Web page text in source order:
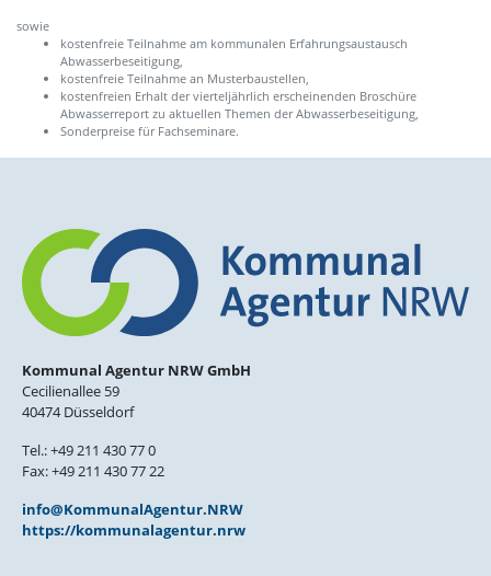
sowie
kostenfreie Teilnahme am kommunalen Erfahrungsaustausch
Abwasserbeseitigung,
kostenfreie Teilnahme an Musterbaustellen,
kostenfreien Erhalt der vierteljährlich erscheinenden Broschüre
Abwasserreport zu aktuellen Themen der Abwasserbeseitigung,
Sonderpreise für Fachseminare.
Kommunal Agentur NRW GmbH
Cecilienallee 59
40474 Düsseldorf
Tel.: +49 211 430 77 0
Fax: +49 211 430 77 22
info@KommunalAgentur.NRW
https://kommunalagentur.nrw